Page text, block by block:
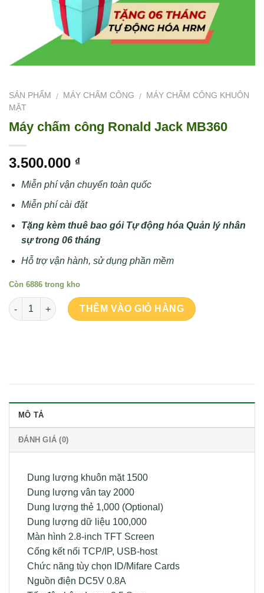
SẢN PHẨM / MÁY CHẤM CÔNG /
MÁY CHẤM CÔNG KHUÔN
MẶT
Máy chấm công Ronald Jack MB360
3.500.000 ₫
Miễn phí vận chuyển toàn quốc
Miễn phí cài đặt
Tặng kèm thuê bao gói Tự động hóa Quản lý nhân
sự trong 06 tháng
Hỗ trợ vận hành, sử dụng phần mềm
Còn 6886 trong kho
Số lượng
THÊM VÀO GIỎ HÀNG
MÔ TẢ
ĐÁNH GIÁ (0)
Dung lượng khuôn mặt 1500
Dung lượng vân tay 2000
Dung lượng thẻ 1,000 (Optional)
Dung lượng dữ liệu 100,000
Màn hình 2.8-inch TFT Screen
Cổng kết nối TCP/IP, USB-host
Chức năng tùy chọn ID/Mifare Cards
Nguồn điện DC5V 0.8A